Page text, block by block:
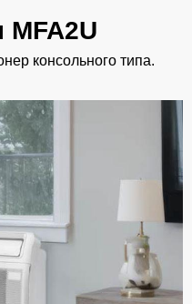
консольного типа.